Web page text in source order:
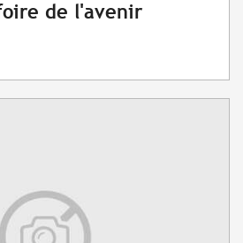
de l'avenir